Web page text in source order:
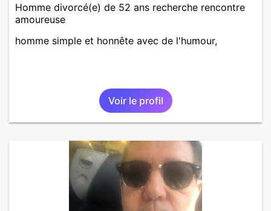
Homme divorcé(e) de 52 ans recherche rencontre
amoureuse
homme simple et honnête avec de l'humour,
Voir le profil